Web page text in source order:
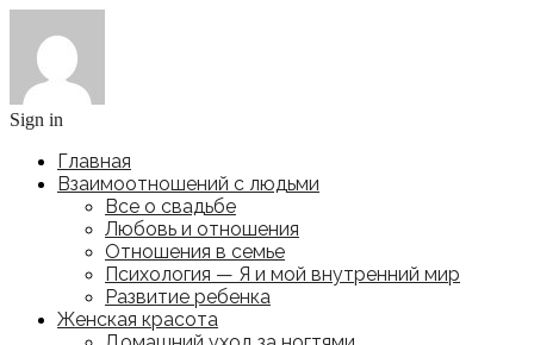
Sign in
Главная
Взаимоотношений с людьми
Все о свадьбе
Любовь и отношения
Отношения в семье
Психология — Я и мой внутренний мир
Развитие ребенка
Женская красота